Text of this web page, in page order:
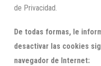
de Privacidad.
De todas formas, le
desactivar las cookies
navegador de Internet: